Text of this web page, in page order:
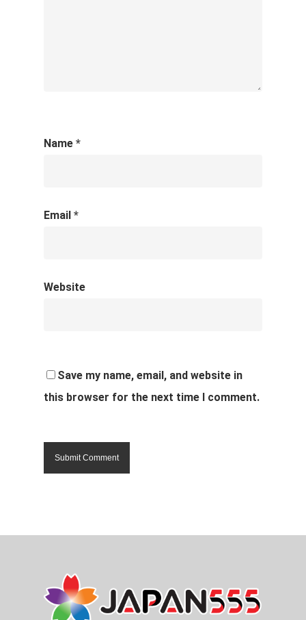
Name *
Email *
Website
Save my name, email, and website in
this browser for the next time I comment.